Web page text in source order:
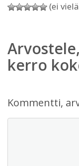
(ei
kerro
Kommentti,